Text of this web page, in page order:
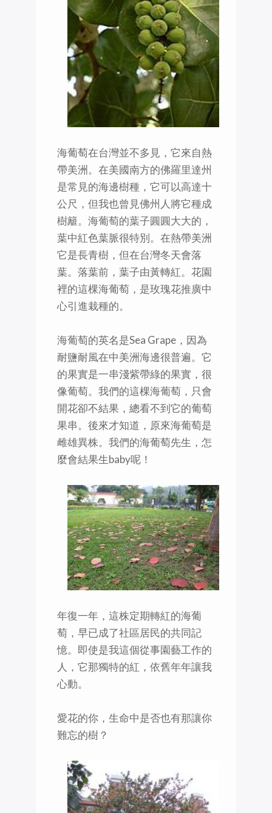
海葡萄在台灣並不多見，它來自熱
帶美洲。在美國南方的佛羅里達州
是常見的海邊樹種，它可以高達十
公尺，但我也曾見佛州人將它種成
樹籬。海葡萄的葉子圓圓大大的，
葉中紅色葉脈很特別。在熱帶美洲
它是長青樹，但在台灣冬天會落
葉。落葉前，葉子由黃轉紅。花園
裡的這棵海葡萄，是玫瑰花推廣中
心引進栽種的。
海葡萄的英名是Sea Grape，因為
耐鹽耐風在中美洲海邊很普遍。它
的果實是一串淺紫帶綠的果實，很
像葡萄。我們的這棵海葡萄，只會
開花卻不結果，總看不到它的葡萄
果串。後來才知道，原來海葡萄是
雌雄異株。我們的海葡萄先生，怎
麼會結果生baby呢！
年復一年，這株定期轉紅的海葡
萄，早已成了社區居民的共同記
憶。即使是我這個從事園藝工作的
人，它那獨特的紅，依舊年年讓我
心動。
愛花的你，生命中是否也有那讓你
難忘的樹？